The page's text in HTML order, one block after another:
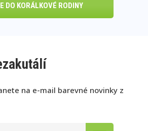
DO KORÁLKOVÉ RODINY
na e-mail barevné novinky z